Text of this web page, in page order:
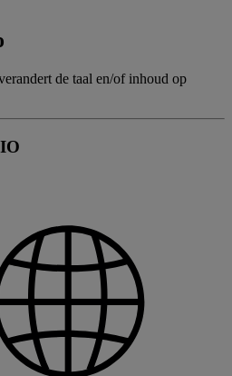
de taal en/of inhoud op